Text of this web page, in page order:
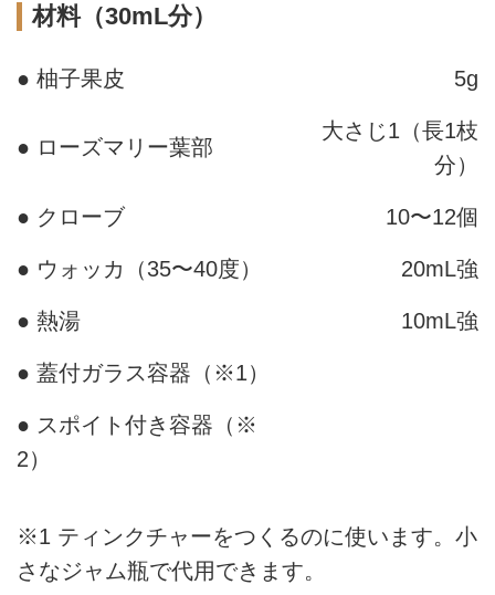
材料（30mL分）
● 柚子果皮 5g
● ローズマリー葉部
大さじ1（長1枝
分）
● クローブ 10〜12個
● ウォッカ（35〜40度） 20mL強
● 熱湯 10mL強
● 蓋付ガラス容器（※1）
● スポイト付き容器（※
2）
※1 ティンクチャーをつくるのに使います。小
さなジャム瓶で代用できます。